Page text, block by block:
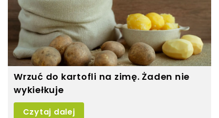
Wrzuć do kartofli na zimę. Żaden nie
wykiełkuje
Czytaj dalej